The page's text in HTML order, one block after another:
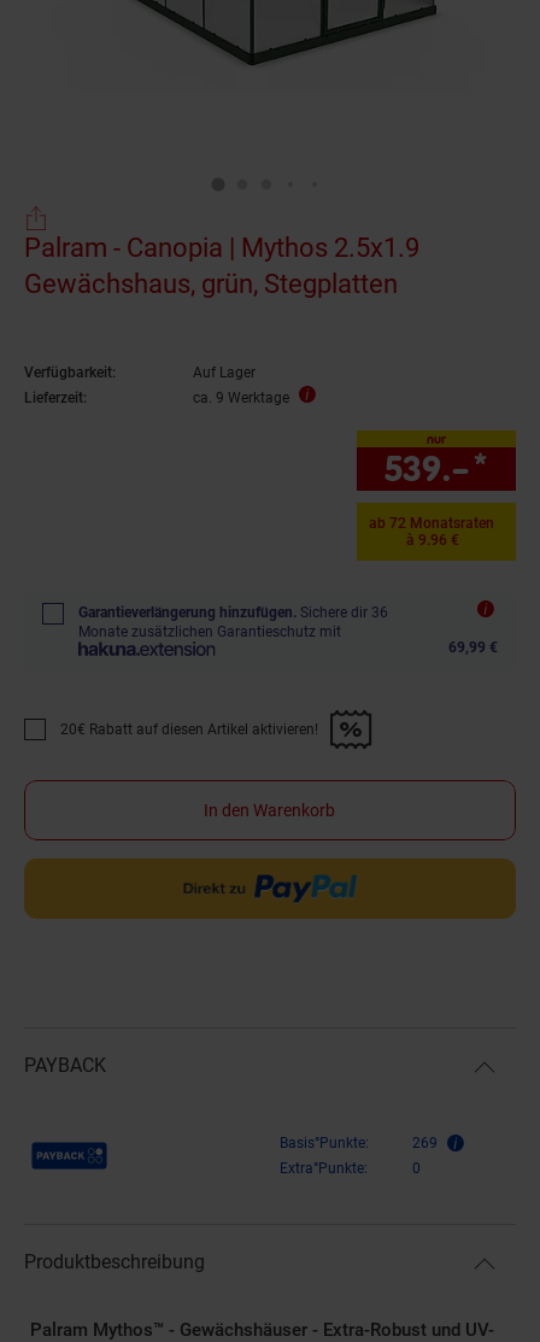
Palram - Canopia | Mythos 2.5x1.9
Gewächshaus, grün, Stegplatten
Verfügbarkeit:
Auf Lager
Lieferzeit:
ca. 9 Werktage
nur
539.–*
ab 72 Monatsraten
à 9.96 €
Garantieverlängerung hinzufügen. Sichere dir 36
Monate zusätzlichen Garantieschutz mit
69,99 €
Promotion "20€ Rabatt auf diesen Artikel aktivieren!" anwenden
20€ Rabatt auf diesen Artikel aktivieren!
In den Warenkorb
PAYBACK
Payback Punkte Basis°Punkte:
269
Extra°Punkte:
0
Produktbeschreibung
Palram Mythos™ - Gewächshäuser - Extra-Robust und UV-